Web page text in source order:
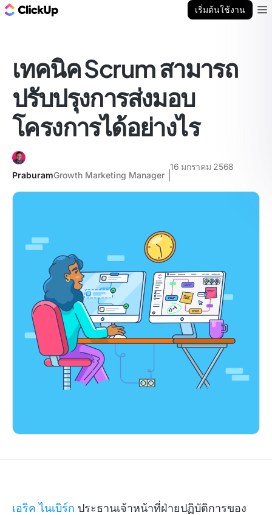
เริ่มต้นใช้งาน
เทคนิค Scrum สามารถ
ปรับปรุงการส่งมอบ
โครงการได้อย่างไร
PraburamGrowth Marketing Manager
16 มกราคม 2568
เอริค ไนเบิร์ก ประธานเจ้าหน้าที่ฝ่ายปฏิบัติการของ